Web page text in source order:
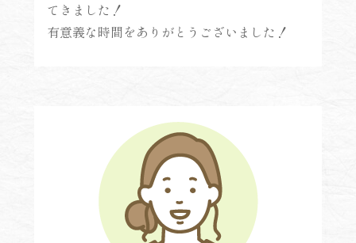
てきました！
有意義な時間をありがとうございました！